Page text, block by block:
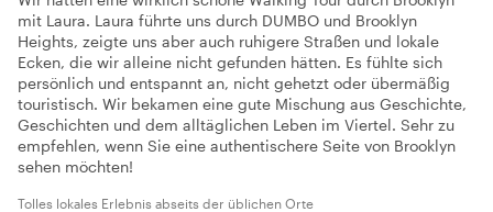
mit Laura. Laura führte uns durch DUMBO und Brooklyn
Heights, zeigte uns aber auch ruhigere Straßen und lokale
Ecken, die wir alleine nicht gefunden hätten. Es fühlte sich
persönlich und entspannt an, nicht gehetzt oder übermäßig
touristisch. Wir bekamen eine gute Mischung aus Geschichte,
Geschichten und dem alltäglichen Leben im Viertel. Sehr zu
empfehlen, wenn Sie eine authentischere Seite von Brooklyn
sehen möchten!
Tolles lokales Erlebnis abseits der üblichen Orte